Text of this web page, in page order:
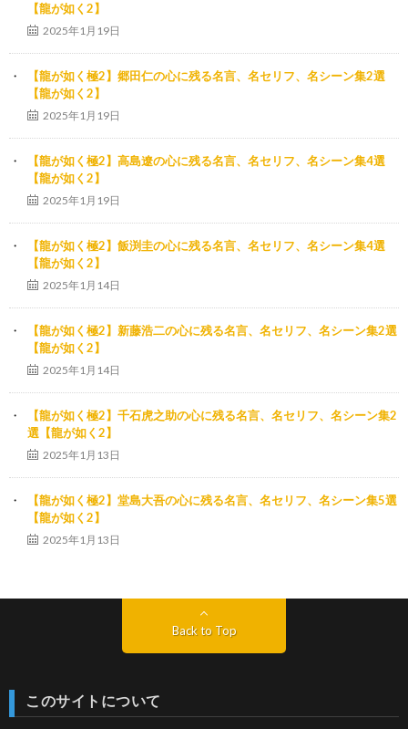
【龍が如く2】
2025年1月19日
【龍が如く極2】郷田仁の心に残る名言、名セリフ、名シーン集2選
【龍が如く2】
2025年1月19日
【龍が如く極2】高島遼の心に残る名言、名セリフ、名シーン集4選
【龍が如く2】
2025年1月19日
【龍が如く極2】飯渕圭の心に残る名言、名セリフ、名シーン集4選
【龍が如く2】
2025年1月14日
【龍が如く極2】新藤浩二の心に残る名言、名セリフ、名シーン集2選
【龍が如く2】
2025年1月14日
【龍が如く極2】千石虎之助の心に残る名言、名セリフ、名シーン集2
選【龍が如く2】
2025年1月13日
【龍が如く極2】堂島大吾の心に残る名言、名セリフ、名シーン集5選
【龍が如く2】
2025年1月13日
Back to Top
このサイトについて